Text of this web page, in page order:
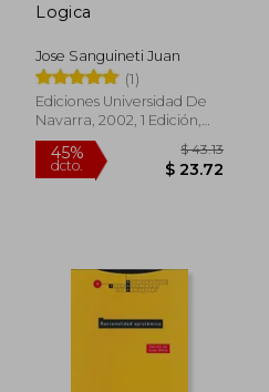
40%
Logica
Jose Sanguineti Juan
(1)
Ediciones Universidad De
Navarra, 2002, 1 Edición,
Tapa Blanda, Nuevo